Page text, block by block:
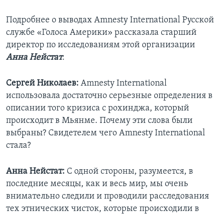
Подробнее о выводах Amnesty International Русской
службе «Голоса Америки» рассказала старший
директор по исследованиям этой организации
Анна Нейстат.
Сергей Николаев: Amnesty International
использовала достаточно серьезные определения в
описании того кризиса с рохинджа, который
происходит в Мьянме. Почему эти слова были
выбраны? Свидетелем чего Amnesty International
стала?
Анна Нейстат: С одной стороны, разумеется, в
последние месяцы, как и весь мир, мы очень
внимательно следили и проводили расследования
тех этнических чисток, которые происходили в